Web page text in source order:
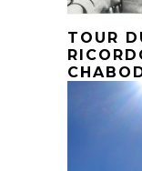
TOUR